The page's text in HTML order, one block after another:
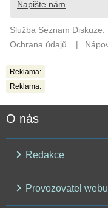
Reklama:
Reklama:
O nás
Redakce
Provozovatel webu